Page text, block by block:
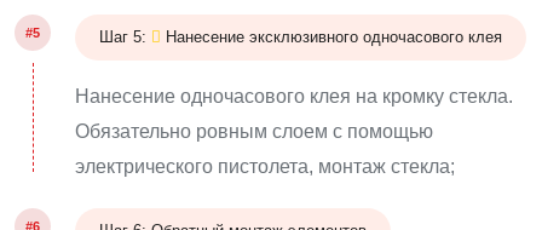
#5 Шаг 5: Нанесение эксклюзивного одночасового клея
Нанесение одночасового клея на кромку стекла.
Обязательно ровным слоем с помощью
электрического пистолета, монтаж стекла;
#6